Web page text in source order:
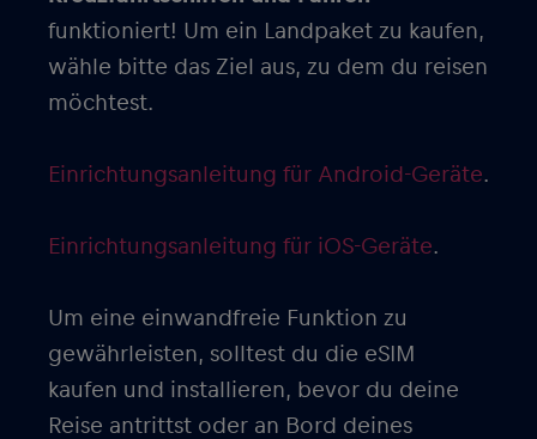
funktioniert! Um ein Landpaket zu kaufen,
wähle bitte das Ziel aus, zu dem du reisen
möchtest.
Einrichtungsanleitung für Android-Geräte.
Einrichtungsanleitung für iOS-Geräte.
Um eine einwandfreie Funktion zu
gewährleisten, solltest du die eSIM
kaufen und installieren, bevor du deine
Reise antrittst oder an Bord deines